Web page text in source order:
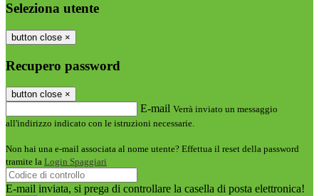
Seleziona utente
button close ×
Recupero password
button close ×
E-mail Verrà inviato un messaggio
all'indirizzo indicato con le istruzioni necessarie.
Non hai una e-mail associata al nome utente? Effettua il reset della password
tramite la Login Spaggiari
E-mail inviata, si prega di controllare la casella di posta elettronica!